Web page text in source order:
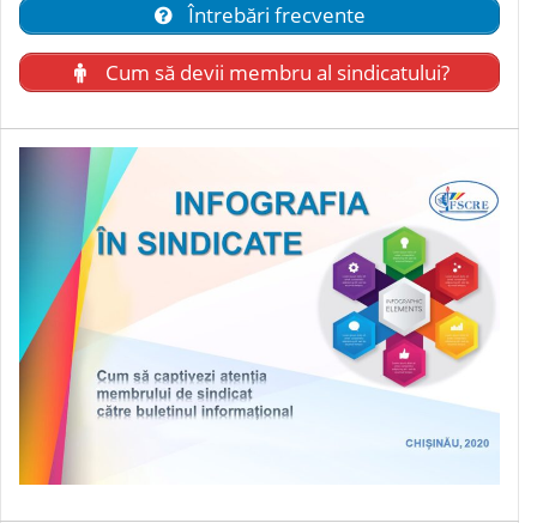
Întrebări frecvente
Cum să devii membru al sindicatului?